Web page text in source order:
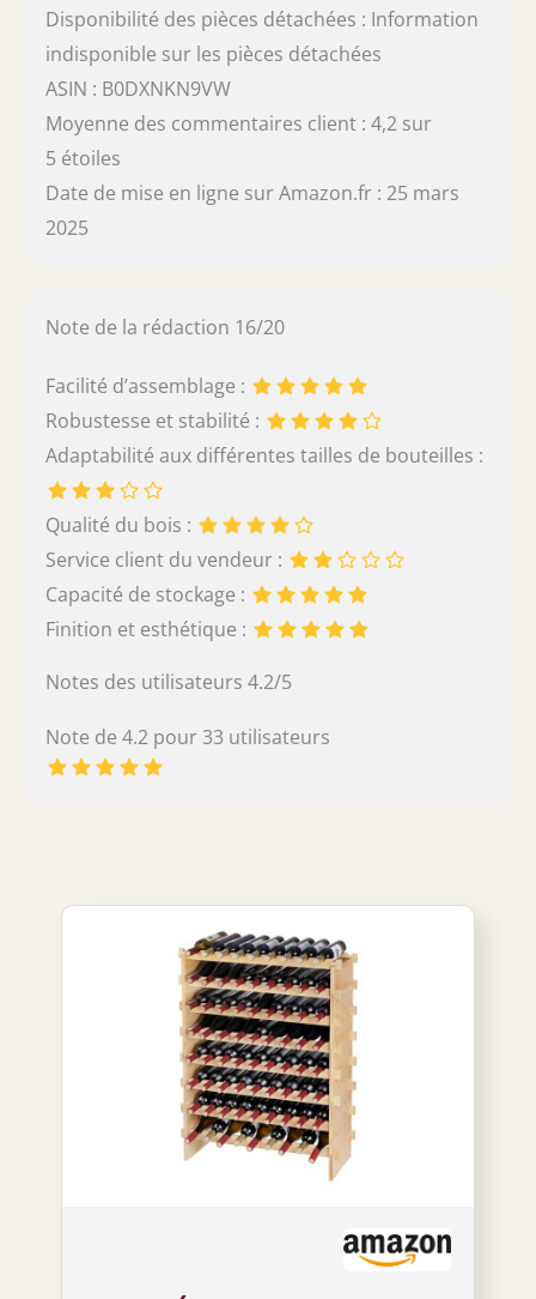
Disponibilité des pièces détachées : Information
indisponible sur les pièces détachées
ASIN : B0DXNKN9VW
Moyenne des commentaires client : 4,2 sur
5 étoiles
Date de mise en ligne sur Amazon.fr : 25 mars
2025
Note de la rédaction 16/20
Facilité d’assemblage :
Robustesse et stabilité :
Adaptabilité aux différentes tailles de bouteilles :
Qualité du bois :
Service client du vendeur :
Capacité de stockage :
Finition et esthétique :
Notes des utilisateurs 4.2/5
Note de 4.2 pour 33 utilisateurs